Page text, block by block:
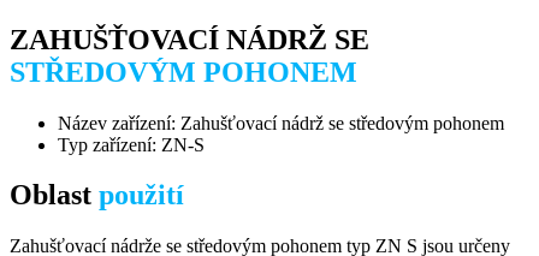
ZAHUŠŤOVACÍ NÁDRŽ SE
STŘEDOVÝM POHONEM
Název zařízení: Zahušťovací nádrž se středovým pohonem
Typ zařízení: ZN-S
Oblast použití
Zahušťovací nádrže se středovým pohonem typ ZN S jsou určeny